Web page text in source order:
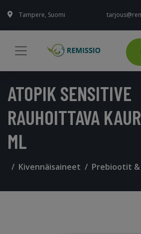
Tampere, Suomi
ATOPIK SENSITIVE
RAUHOITTAVA
ML
Kivennäisaineet Prebiootit